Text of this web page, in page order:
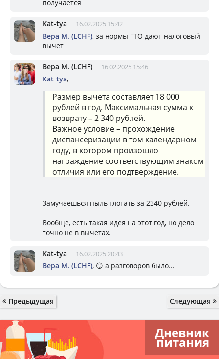
получается
Kat-tya 16.02.2025 15:42
Вера М. (LCHF), за нормы ГТО дают налоговый
вычет
Вера М. (LCHF) 16.02.2025 15:46
Kat-tya,
Размер вычета составляет 18 000
рублей в год. Максимальная сумма к
возврату – 2 340 рублей.
Важное условие – прохождение
диспансеризации в том календарном
году, в котором произошло
награждение соответствующим знаком
отличия или его подтверждение.
Замучаешься пыль глотать за 2340 рублей.
Вообще, есть такая идея на этот год, но дело
точно не в вычетах.
Kat-tya 16.02.2025 20:43
Вера М. (LCHF), 😏 а разговоров было...
Предыдущая Следующая
Дневник
питания